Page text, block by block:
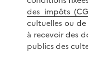
des impôts
cultuelles ou
à recevoir des
publics des